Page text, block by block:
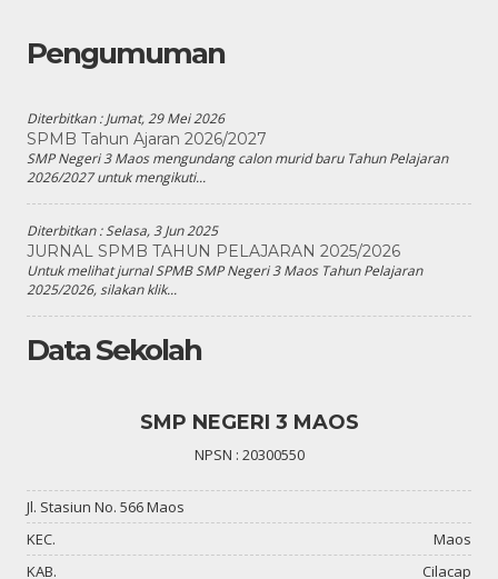
Pengumuman
Diterbitkan :Jumat, 29 Mei 2026
SPMB Tahun Ajaran 2026/2027
SMP Negeri 3 Maos mengundang calon murid baru Tahun Pelajaran
2026/2027 untuk mengikuti...
Diterbitkan :Selasa, 3 Jun 2025
JURNAL SPMB TAHUN PELAJARAN 2025/2026
Untuk melihat jurnal SPMB SMP Negeri 3 Maos Tahun Pelajaran
2025/2026, silakan klik...
Data Sekolah
SMP NEGERI 3 MAOS
NPSN : 20300550
Jl. Stasiun No. 566 Maos
KEC.
Maos
KAB.
Cilacap